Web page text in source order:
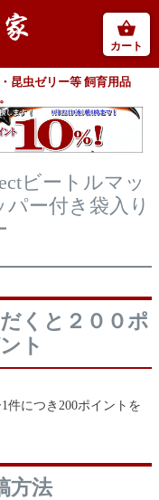
カート
昆虫ゼリー等 飼育用品
ビートルマッ
ー付き袋入り
くと２００ポ
ト
件につき200ポイントを
方法